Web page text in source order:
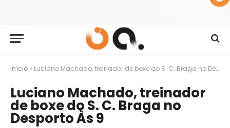
Início » Luciano Machado, treinador de boxe do S. C. Braga no Desporto Às 9
Luciano Machado, treinador
de boxe do S. C. Braga no
Desporto Às 9